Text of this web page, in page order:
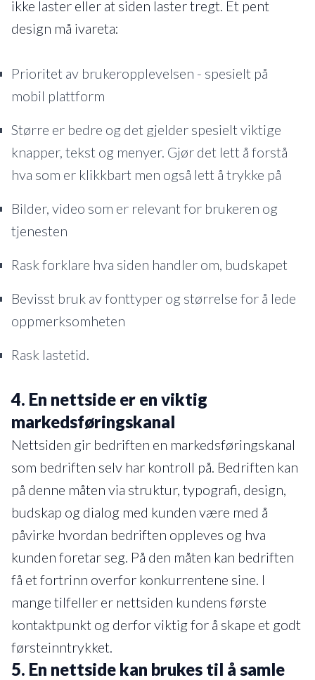
ikke laster eller at siden laster tregt. Et pent
design må ivareta:
Prioritet av brukeropplevelsen - spesielt på
mobil plattform
Større er bedre og det gjelder spesielt viktige
knapper, tekst og menyer. Gjør det lett å forstå
hva som er klikkbart men også lett å trykke på
Bilder, video som er relevant for brukeren og
tjenesten
Rask forklare hva siden handler om, budskapet
Bevisst bruk av fonttyper og størrelse for å lede
oppmerksomheten
Rask lastetid.
4. En nettside er en viktig
markedsføringskanal
Nettsiden gir bedriften en markedsføringskanal
som bedriften selv har kontroll på. Bedriften kan
på denne måten via struktur, typografi, design,
budskap og dialog med kunden være med å
påvirke hvordan bedriften oppleves og hva
kunden foretar seg. På den måten kan bedriften
få et fortrinn overfor konkurrentene sine. I
mange tilfeller er nettsiden kundens første
kontaktpunkt og derfor viktig for å skape et godt
førsteinntrykket.
5. En nettside kan brukes til å samle